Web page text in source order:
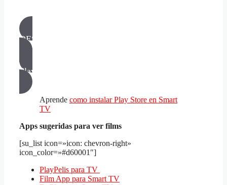
DESCARGAR APP
PlayPelis para PC
Aprende como instalar Play Store en Smart
TV
Apps sugeridas para ver films
[su_list icon=»icon: chevron-right»
icon_color=»#d60001″]
PlayPelis para TV
Film App para Smart TV